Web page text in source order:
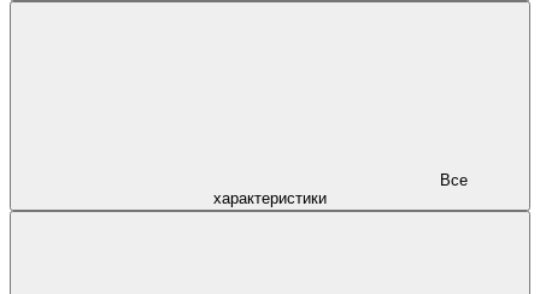
характеристики